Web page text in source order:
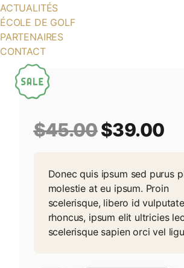
ACTUALITÉS
ÉCOLE DE GOLF
PARTENAIRES
CONTACT
$45.00Le
initial
était :
$45.00.
$39.00Le
Donec quis ipsum sed purus
molestie at eu ipsum. Proin
scelerisque, libero id vulputate
rhoncus, ipsum elit ultricies
scelerisque sapien orci vel